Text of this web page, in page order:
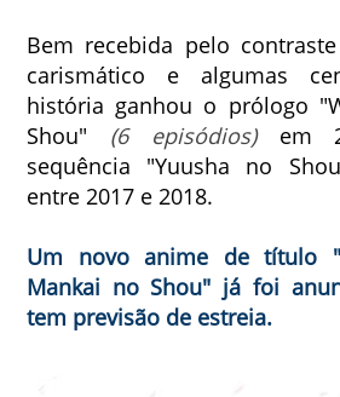
Bem recebida pelo
carismático e algumas
história ganhou o prólogo
Shou" (6 episódios) em
sequência "Yuusha no
entre 2017 e 2018.
Um novo anime de título
Mankai no Shou" já foi
tem previsão de estreia.